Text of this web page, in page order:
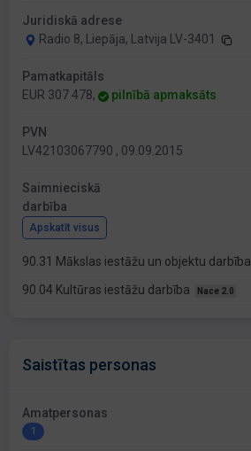
Juridiskā adrese
Radio 8, Liepāja, Latvija LV-3401
Pamatkapitāls
EUR 307 478,
pilnībā apmaksāts
PVN
LV42103067790 , 09.09.2015
Saimnieciskā
darbība
Apskatīt visus
90.31 Mākslas iestāžu un objektu darbība
90.04 Kultūras iestāžu darbība Nace 2.0
Saistītas personas
Amatpersonas
1